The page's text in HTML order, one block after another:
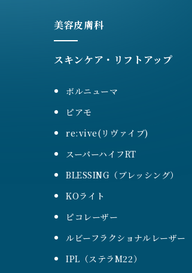
美容皮膚科
スキンケア・リフトアップ
ボルニューマ
ピアモ
re:vive(リヴァイブ)
スーパーハイフRT
BLESSING（ブレッシング）
KOライト
ピコレーザー
ルビーフラクショナルレーザー
IPL（ステラM22）